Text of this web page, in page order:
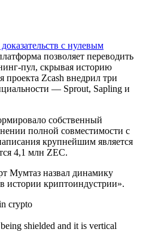
с нулевым
позволяет переводить
пул, скрывая историю
проекта Zcash внедрил три
— Sprout, Sapling и
собственный
полной совместимости с
крупнейшим является
4,1 млн ZEC.
Мумтаз назвал динамику
истории криптоиндустрии».
crypto
shielded and it is vertical